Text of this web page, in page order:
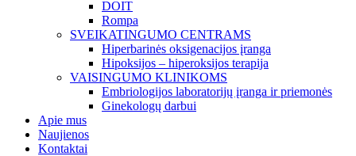
DOIT
Rompa
SVEIKATINGUMO CENTRAMS
Hiperbarinės oksigenacijos įranga
Hipoksijos – hiperoksijos terapija
VAISINGUMO KLINIKOMS
Embriologijos laboratorijų įranga ir priemonės
Ginekologų darbui
Apie mus
Naujienos
Kontaktai